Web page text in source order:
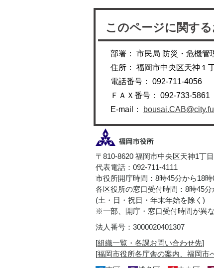
このページに関す
部署： 市民局 防災・危機管
住所： 福岡市中央区天神１
電話番号： 092-711-4056
ＦＡＸ番号： 092-733-5861
E-mail：
〒810-8620 福岡市中央区天神1丁
代表電話：092-711-4111
市役所開庁時間：8時45分から18
各区役所の窓口受付時間：8時45
(土・日・祝日・年末年始を除く)
※一部、開庁・窓口受付時間が異
法人番号：3000020401307
[組織一覧・各課お問い合わせ先]
[福岡市役所各庁舎の案内、福岡市